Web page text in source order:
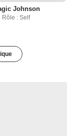
Johnson
Rôle : Self